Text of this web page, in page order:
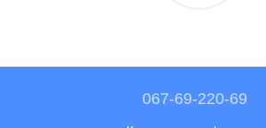
067-69-220-69